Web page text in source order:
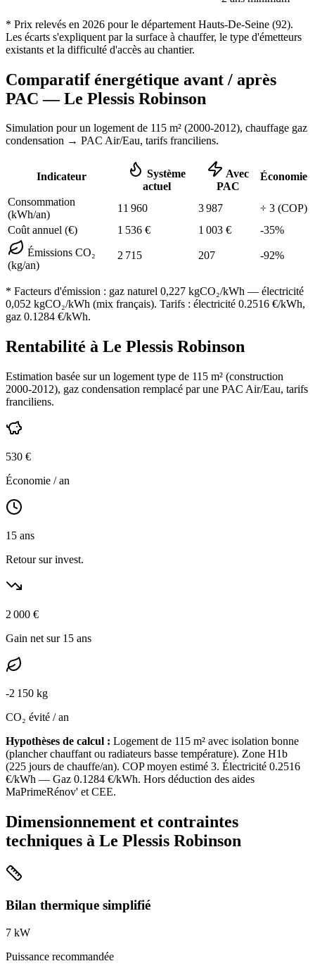
* Prix relevés en 2026 pour le département Hauts-De-Seine (92).
Les écarts s'expliquent par la surface à chauffer, le type d'émetteurs
existants et la difficulté d'accès au chantier.
Comparatif énergétique avant / après
PAC —Le Plessis Robinson
Simulation pour un logement de 115 m² (2000-2012), chauffage gaz
condensation → PAC Air/Eau, tarifs franciliens.
Indicateur
Système
actuel
Avec
PAC
Économie
Consommation
(kWh/an)
11 960 3 987 ÷ 3 (COP)
Coût annuel (€)
1 536 € 1 003 € -35%
Émissions CO₂
(kg/an)
2 715 207 -92%
* Facteurs d'émission : gaz naturel 0,227 kgCO₂/kWh — électricité
0,052 kgCO₂/kWh (mix français). Tarifs : électricité 0.2516 €/kWh,
gaz 0.1284 €/kWh.
Rentabilité à Le Plessis Robinson
Estimation basée sur un logement type de 115 m² (construction
2000-2012), gaz condensation remplacé par une PAC Air/Eau, tarifs
franciliens.
530 €
Économie / an
15 ans
Retour sur invest.
2 000 €
Gain net sur 15 ans
-2 150 kg
CO₂ évité / an
Hypothèses de calcul : Logement de 115 m² avec isolation bonne
(plancher chauffant ou radiateurs basse température). Zone H1b
(225 jours de chauffe/an). COP moyen estimé 3. Électricité 0.2516
€/kWh — Gaz 0.1284 €/kWh. Hors déduction des aides
MaPrimeRénov' et CEE.
Dimensionnement et contraintes
techniques à Le Plessis Robinson
Bilan thermique simplifié
7 kW
Puissance recommandée